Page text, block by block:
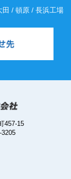
/ 頓原 / 長浜工場
457-15